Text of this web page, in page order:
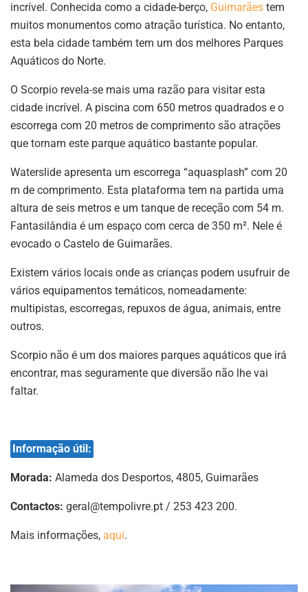
incrível. Conhecida como a cidade-berço, Guimarães tem
muitos monumentos como atração turística. No entanto,
esta bela cidade também tem um dos melhores Parques
Aquáticos do Norte.
O Scorpio revela-se mais uma razão para visitar esta
cidade incrível. A piscina com 650 metros quadrados e o
escorrega com 20 metros de comprimento são atrações
que tornam este parque aquático bastante popular.
Waterslide apresenta um escorrega “aquasplash” com 20
m de comprimento. Esta plataforma tem na partida uma
altura de seis metros e um tanque de receção com 54 m.
Fantasilândia é um espaço com cerca de 350 m². Nele é
evocado o Castelo de Guimarães.
Existem vários locais onde as crianças podem usufruir de
vários equipamentos temáticos, nomeadamente:
multipistas, escorregas, repuxos de água, animais, entre
outros.
Scorpio não é um dos maiores parques aquáticos que irá
encontrar, mas seguramente que diversão não lhe vai
faltar.
Informação útil:
Morada: Alameda dos Desportos, 4805, Guimarães
Contactos: geral@tempolivre.pt / 253 423 200.
Mais informações, aqui.